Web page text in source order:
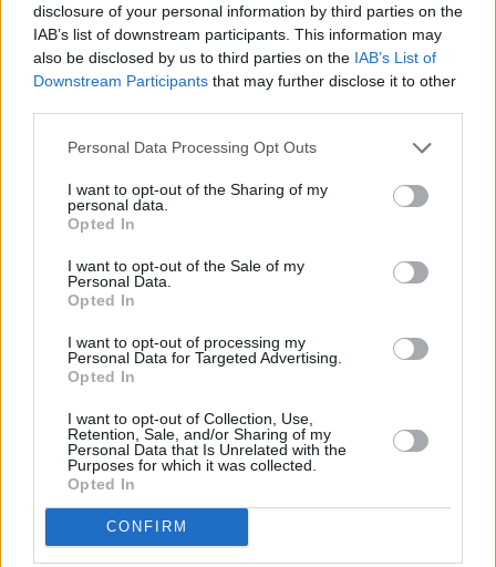
disclosure of your personal information by third parties on the
IAB’s list of downstream participants. This information may
also be disclosed by us to third parties on the IAB’s List of
Downstream Participants that may further disclose it to other
Personal Data Processing Opt Outs
I want to opt-out of the Sharing of my
personal data.
Opted In
I want to opt-out of the Sale of my
Personal Data.
Opted In
I want to opt-out of processing my
Personal Data for Targeted Advertising.
Opted In
I want to opt-out of Collection, Use,
Retention, Sale, and/or Sharing of my
Personal Data that Is Unrelated with the
Purposes for which it was collected.
Opted In
CONFIRM
τονίζει ο υπουργός Άμυνας Ισραέλ Κατς στην
ανακοίνωση.